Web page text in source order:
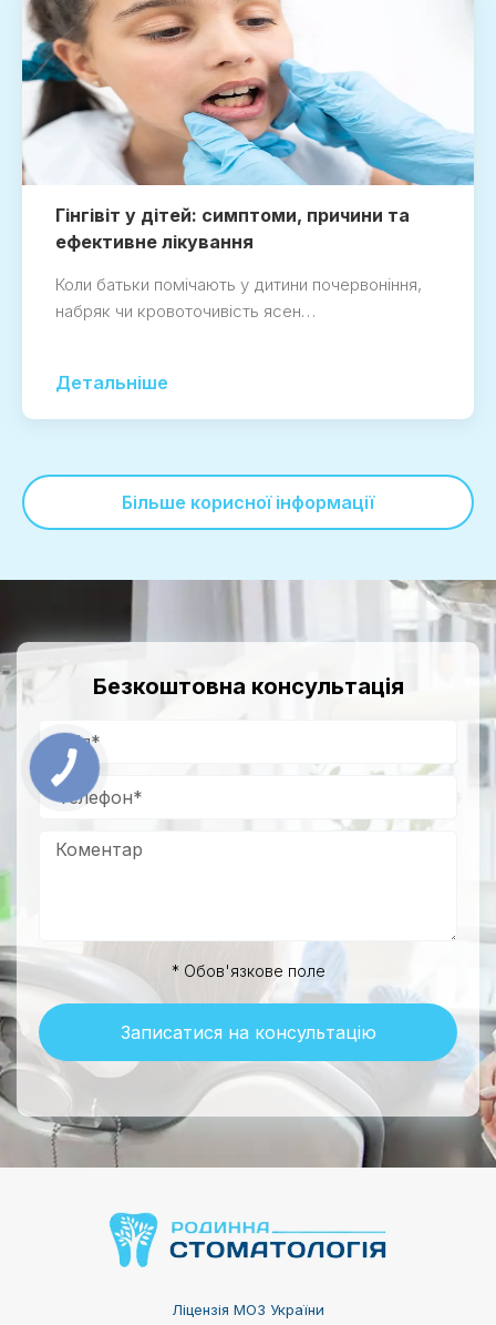
Гінгівіт у дітей: симптоми, причини та
ефективне лікування
Коли батьки помічають у дитини почервоніння,
набряк чи кровоточивість ясен…
Детальніше
Більше корисної інформації
Безкоштовна консультація
* Обов'язкове поле
Записатися на консультацію
Ліцензія МОЗ України